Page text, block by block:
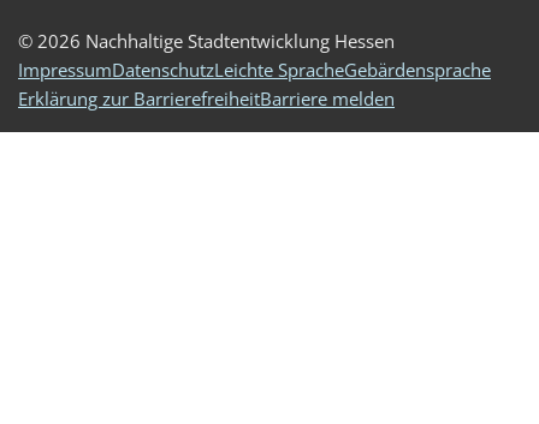
© 2026 Nachhaltige Stadtentwicklung Hessen
ImpressumDatenschutzLeichte SpracheGebärdensprache
Erklärung zur BarrierefreiheitBarriere melden